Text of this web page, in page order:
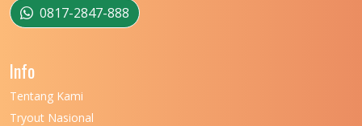
UNIVERSITAS MUSAMUS
UNIVERSITAS NEGERI KHAIRUN
0817-2847-888
Info
Tentang Kami
Tryout Nasional